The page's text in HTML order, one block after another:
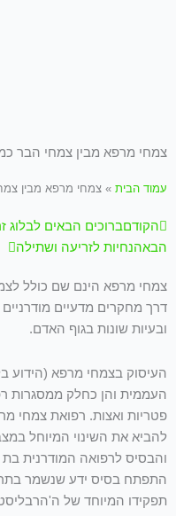
צמחי מרפא מבין צמחי הבר
עמוד הבית » צמחי מרפא מבין
קודם
הקודםברוכים הבאים לבלוג
הבאהנחיות לזריעה ושתילה
צמחי מרפא הינם שם כולל
דרך מחקרים מדעיים
ובעיות שונות בגוף האדם.
העיסוק בצמחי מרפא (הידוע
העממית והן כחלק ממסגרות
פטריות ואצות. רפואת צמחי
להביא את השינוי המיוחל
והבסיס לרפואה המודרנית
התפתח בסיס ידע שנשמר
תפקידו המיוחד של